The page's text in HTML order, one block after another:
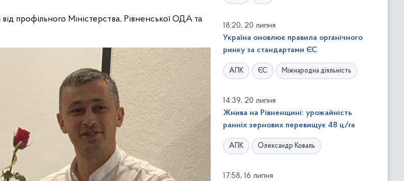
профільного Міністерства, Рівненської ОДА та
18:20, 20 липня
Україна оновлює правила органічного
ринку за стандартами ЄС
АПК ЄС Міжнародна діяльність
14:39, 20 липня
Жнива на Рівненщині: урожайність
ранніх зернових перевищує 48 ц/га
АПК Олександр Коваль
17:58, 16 липня